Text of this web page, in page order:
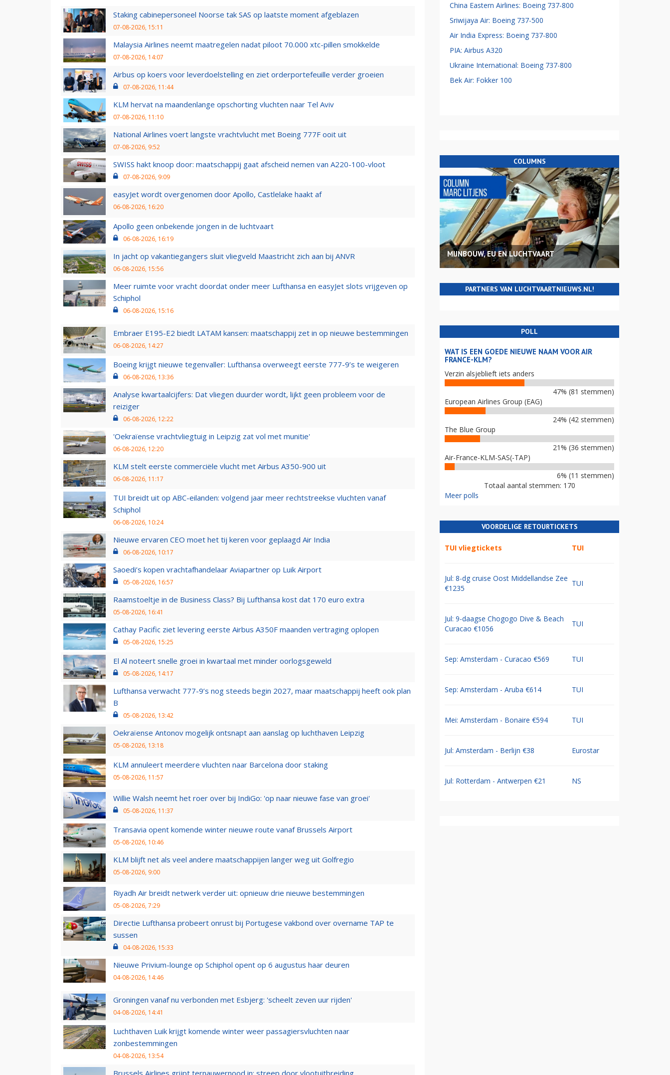
Staking cabinepersoneel Noorse tak SAS op laatste moment afgeblazen
07-08-2026, 15:11
Malaysia Airlines neemt maatregelen nadat piloot 70.000 xtc-pillen smokkelde
07-08-2026, 14:07
Airbus op koers voor leverdoelstelling en ziet orderportefeuille verder groeien
07-08-2026, 11:44
KLM hervat na maandenlange opschorting vluchten naar Tel Aviv
07-08-2026, 11:10
National Airlines voert langste vrachtvlucht met Boeing 777F ooit uit
07-08-2026, 9:52
SWISS hakt knoop door: maatschappij gaat afscheid nemen van A220-100-vloot
07-08-2026, 9:09
easyJet wordt overgenomen door Apollo, Castlelake haakt af
06-08-2026, 16:20
Apollo geen onbekende jongen in de luchtvaart
06-08-2026, 16:19
In jacht op vakantiegangers sluit vliegveld Maastricht zich aan bij ANVR
06-08-2026, 15:56
Meer ruimte voor vracht doordat onder meer Lufthansa en easyJet slots vrijgeven op
Schiphol
06-08-2026, 15:16
Embraer E195-E2 biedt LATAM kansen: maatschappij zet in op nieuwe bestemmingen
06-08-2026, 14:27
Boeing krijgt nieuwe tegenvaller: Lufthansa overweegt eerste 777-9’s te weigeren
06-08-2026, 13:36
Analyse kwartaalcijfers: Dat vliegen duurder wordt, lijkt geen probleem voor de
reiziger
06-08-2026, 12:22
'Oekraïense vrachtvliegtuig in Leipzig zat vol met munitie'
06-08-2026, 12:20
KLM stelt eerste commerciële vlucht met Airbus A350-900 uit
06-08-2026, 11:17
TUI breidt uit op ABC-eilanden: volgend jaar meer rechtstreekse vluchten vanaf
Schiphol
06-08-2026, 10:24
Nieuwe ervaren CEO moet het tij keren voor geplaagd Air India
06-08-2026, 10:17
Saoedi’s kopen vrachtafhandelaar Aviapartner op Luik Airport
05-08-2026, 16:57
Raamstoeltje in de Business Class? Bij Lufthansa kost dat 170 euro extra
05-08-2026, 16:41
Cathay Pacific ziet levering eerste Airbus A350F maanden vertraging oplopen
05-08-2026, 15:25
El Al noteert snelle groei in kwartaal met minder oorlogsgeweld
05-08-2026, 14:17
Lufthansa verwacht 777-9’s nog steeds begin 2027, maar maatschappij heeft ook plan
B
05-08-2026, 13:42
Oekraïense Antonov mogelijk ontsnapt aan aanslag op luchthaven Leipzig
05-08-2026, 13:18
KLM annuleert meerdere vluchten naar Barcelona door staking
05-08-2026, 11:57
Willie Walsh neemt het roer over bij IndiGo: 'op naar nieuwe fase van groei'
05-08-2026, 11:37
Transavia opent komende winter nieuwe route vanaf Brussels Airport
05-08-2026, 10:46
KLM blijft net als veel andere maatschappijen langer weg uit Golfregio
05-08-2026, 9:00
Riyadh Air breidt netwerk verder uit: opnieuw drie nieuwe bestemmingen
05-08-2026, 7:29
Directie Lufthansa probeert onrust bij Portugese vakbond over overname TAP te
sussen
04-08-2026, 15:33
Nieuwe Privium-lounge op Schiphol opent op 6 augustus haar deuren
04-08-2026, 14:46
Groningen vanaf nu verbonden met Esbjerg: 'scheelt zeven uur rijden'
04-08-2026, 14:41
Luchthaven Luik krijgt komende winter weer passagiersvluchten naar
zonbestemmingen
04-08-2026, 13:54
Brussels Airlines grijpt ternauwernood in: streep door vlootuitbreiding
China Eastern Airlines: Boeing 737-800
Sriwijaya Air: Boeing 737-500
Air India Express: Boeing 737-800
PIA: Airbus A320
Ukraine International: Boeing 737-800
Bek Air: Fokker 100
COLUMNS
MIJNBOUW, EU EN LUCHTVAART
PARTNERS VAN LUCHTVAARTNIEUWS.NL!
POLL
WAT IS EEN GOEDE NIEUWE NAAM VOOR AIR
FRANCE-KLM?
Verzin alsjeblieft iets anders
47% (81 stemmen)
European Airlines Group (EAG)
24% (42 stemmen)
The Blue Group
21% (36 stemmen)
Air-France-KLM-SAS(-TAP)
6% (11 stemmen)
Totaal aantal stemmen: 170
Meer polls
VOORDELIGE RETOURTICKETS
TUI vliegtickets TUI
Jul: 8-dg cruise Oost Middellandse Zee
€1235
TUI
Jul: 9-daagse Chogogo Dive & Beach
Curacao €1056
TUI
Sep: Amsterdam - Curacao €569 TUI
Sep: Amsterdam - Aruba €614 TUI
Mei: Amsterdam - Bonaire €594 TUI
Jul: Amsterdam - Berlijn €38 Eurostar
Jul: Rotterdam - Antwerpen €21 NS